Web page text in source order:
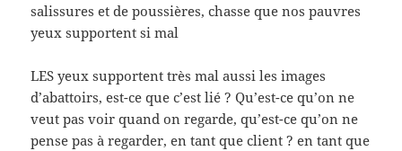
salissures et de poussières, chasse que nos pauvres
yeux supportent si mal
LES yeux supportent très mal aussi les images
d’abattoirs, est-ce que c’est lié ? Qu’est-ce qu’on ne
veut pas voir quand on regarde, qu’est-ce qu’on ne
pense pas à regarder, en tant que client ? en tant que